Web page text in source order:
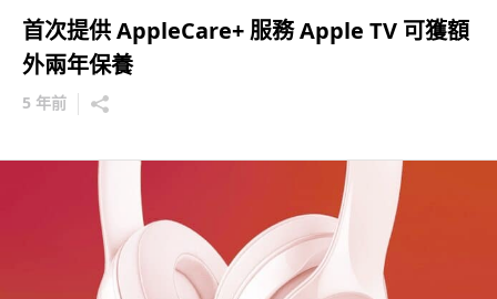
首次提供 AppleCare+ 服務 Apple TV 可獲額
外兩年保養
5 年前